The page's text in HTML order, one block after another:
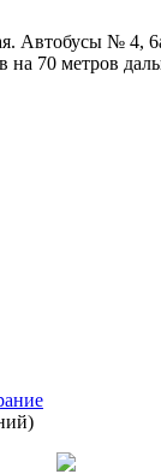
Автобусы № 4,
на 70 метров
)